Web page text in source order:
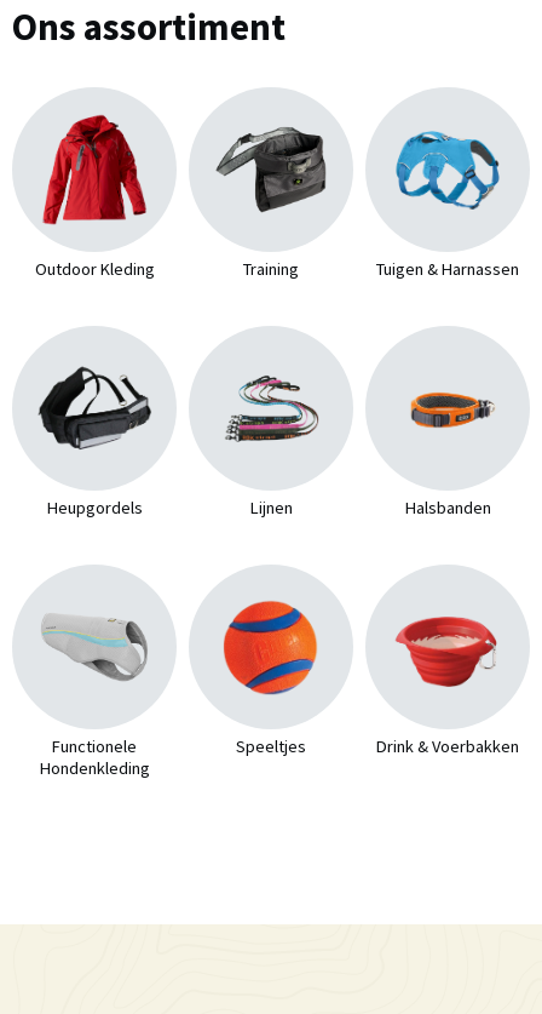
Ons assortiment
Outdoor Kleding Training Tuigen & Harnassen
Heupgordels Lijnen Halsbanden
Functionele
Hondenkleding
Speeltjes Drink & Voerbakken